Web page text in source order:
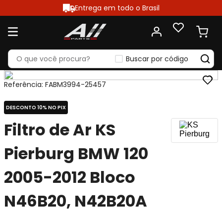
Entrega em todo o Brasil
Buscar por código
Referência: FABM3994-25457
DESCONTO 10% NO PIX
Filtro de Ar KS
Pierburg BMW 120
2005-2012 Bloco
N46B20, N42B20A